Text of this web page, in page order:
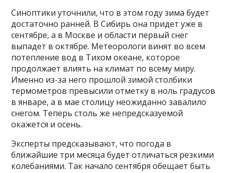
Синоптики уточнили, что в этом году зима будет
достаточно ранней. В Сибирь она придет уже в
сентябре, а в Москве и области первый снег
выпадет в октябре. Метеорологи винят во всем
потепление вод в Тихом океане, которое
продолжает влиять на климат по всему миру.
Именно из-за него прошлой зимой столбики
термометров превысили отметку в ноль градусов
в январе, а в мае столицу неожиданно завалило
снегом. Теперь столь же непредсказуемой
окажется и осень.
Эксперты предсказывают, что погода в
ближайшие три месяца будет отличаться резкими
колебаниями. Так начало сентября обещает быть